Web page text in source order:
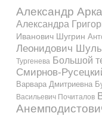
Александр
Александра
Иванович Шугрин
Леонидович
Тургенева Большой
Смирнов-
Варвара Дмитриевна
Васильевич Почиталов